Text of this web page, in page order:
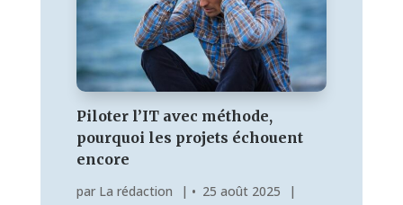
Piloter l’IT avec méthode,
pourquoi les projets échouent
encore
par La rédaction | 25 août 2025
|